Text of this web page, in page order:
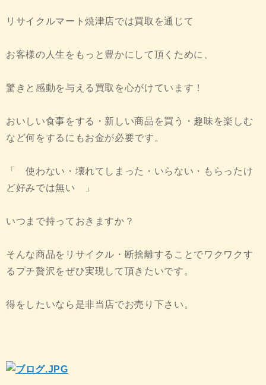
リサイクルマート焼津店では買取を通じて
お客様の人生をもっと豊かにして頂くために、
驚きと感動を与える買取を心がけています！
おいしい食事をする・新しい商品を買う・趣味を楽しむ
など何をするにもお金が必要です。
「 使わない・壊れてしまった・いらない・もらったけ
ど好みでは無い 」
いつまで持っておきますか？
そんな商品をリサイクル・断捨離することでワクワクす
るプチ贅沢をぜひ実現して頂きたいです。
得をしたいなら是非当店でお売り下さい。